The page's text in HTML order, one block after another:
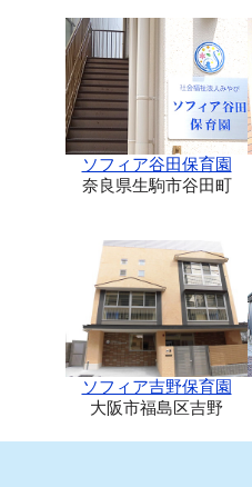
ソフィア谷田保育園
奈良県生駒市谷田町
ソフィア吉野保育園
大阪市福島区吉野